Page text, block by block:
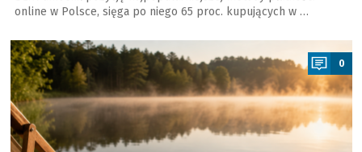
online w Polsce, sięga po niego 65 proc. kupujących w …
a
0